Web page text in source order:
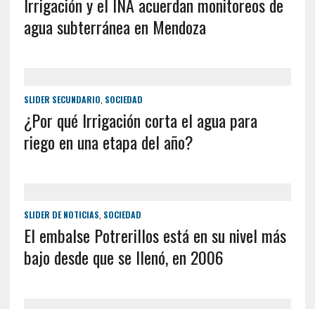
agua subterránea en Mendoza
SLIDER SECUNDARIO SOCIEDAD
¿Por qué Irrigación corta el agua para
riego en una etapa del año?
SLIDER DE NOTICIAS SOCIEDAD
El embalse Potrerillos está en su nivel más
bajo desde que se llenó, en 2006